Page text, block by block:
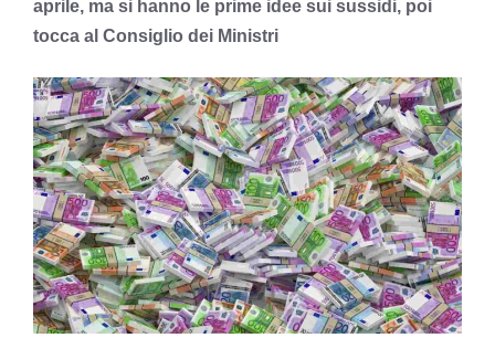
aprile, ma si hanno le prime idee sui sussidi, poi
tocca al Consiglio dei Ministri